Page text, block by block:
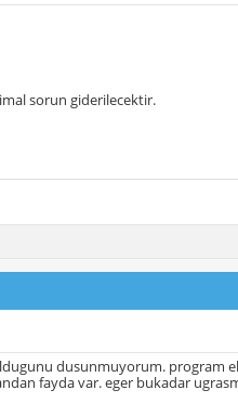
sorun giderilecektir.
dusunmuyorum. program
fayda var. eger bukadar